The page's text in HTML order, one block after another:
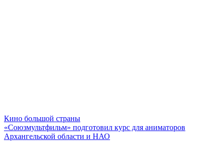
Кино большой страны
«Союзмультфильм» подготовил курс для аниматоров
Архангельской области и НАО